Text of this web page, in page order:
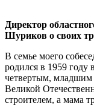
Директор
Шуриков о своих
В семье моего
родился в 1959 году
четвертым, младшим
Великой
строителем, а мама